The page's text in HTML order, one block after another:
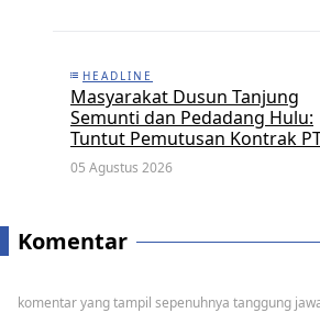
HEADLINE
Masyarakat Dusun Tanjung
Semunti dan Pedadang Hulu:
Tuntut Pemutusan Kontrak
Satya Nusa Indah Perkasa
05 Agustus 2026
Komentar
komentar yang tampil sepenuhnya tanggung